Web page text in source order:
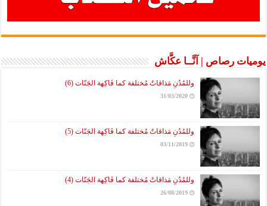
يوميات رصاص | آنَّــا عكَّاش
وللمُدُنِ مَذاقاتٌ مُختلفة كما فَاكِهة الجَنّات (6)
31/03/2020
وللمُدُنِ مَذاقاتٌ مُختلفة كما فَاكِهة الجَنّات (5)
03/11/2019
وللمُدُنِ مَذاقاتٌ مُختلفة كما فَاكِهة الجَنّات (4)
26/08/2019